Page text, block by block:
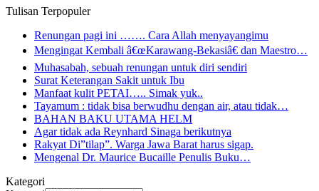
Tulisan Terpopuler
Renungan pagi ini ……. Cara Allah menyayangimu
Mengingat Kembali â€œKarawang-Bekasiâ€ dan Maestro…
Muhasabah, sebuah renungan untuk diri sendiri
Surat Keterangan Sakit untuk Ibu
Manfaat kulit PETAI….. Simak yuk..
Tayamum : tidak bisa berwudhu dengan air, atau tidak…
BAHAN BAKU UTAMA HELM
Agar tidak ada Reynhard Sinaga berikutnya
Rakyat Di”tilap”. Warga Jawa Barat harus sigap.
Mengenal Dr. Maurice Bucaille Penulis Buku…
Kategori